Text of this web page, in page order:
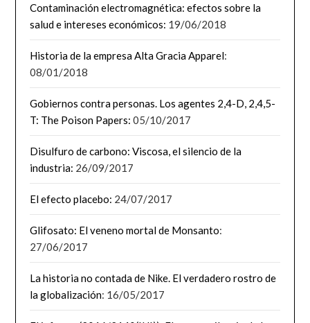
Contaminación electromagnética: efectos sobre la
salud e intereses económicos: 19/06/2018
Historia de la empresa Alta Gracia Apparel:
08/01/2018
Gobiernos contra personas. Los agentes 2,4-D, 2,4,5-
T: The Poison Papers: 05/10/2017
Disulfuro de carbono: Viscosa, el silencio de la
industria: 26/09/2017
El efecto placebo: 24/07/2017
Glifosato: El veneno mortal de Monsanto:
27/06/2017
La historia no contada de Nike. El verdadero rostro de
la globalización: 16/05/2017